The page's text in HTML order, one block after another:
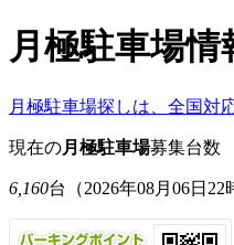
月極駐車場
月極駐車場探しは、全国対
現在の月極駐車場募集台数
6,160台 （2026年08月06日22